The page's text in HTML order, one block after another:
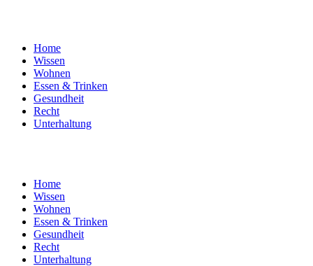
Home
Wissen
Wohnen
Essen & Trinken
Gesundheit
Recht
Unterhaltung
Home
Wissen
Wohnen
Essen & Trinken
Gesundheit
Recht
Unterhaltung